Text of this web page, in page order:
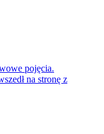
pojęcia.
na stronę z